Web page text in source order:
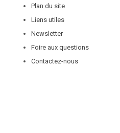
Plan du site
Liens utiles
Newsletter
Foire aux questions
Contactez-nous